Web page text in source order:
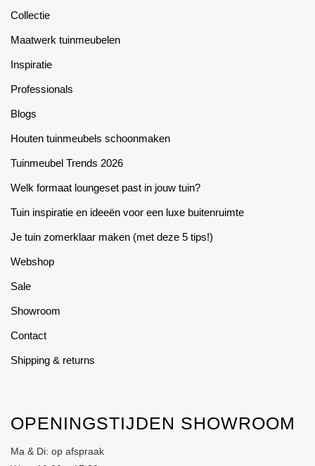
Collectie
Maatwerk tuinmeubelen
Inspiratie
Professionals
Blogs
Houten tuinmeubels schoonmaken
Tuinmeubel Trends 2026
Welk formaat loungeset past in jouw tuin?
Tuin inspiratie en ideeën voor een luxe buitenruimte
Je tuin zomerklaar maken (met deze 5 tips!)
Webshop
Sale
Showroom
Contact
Shipping & returns
OPENINGSTIJDEN SHOWROOM
Ma & Di: op afspraak